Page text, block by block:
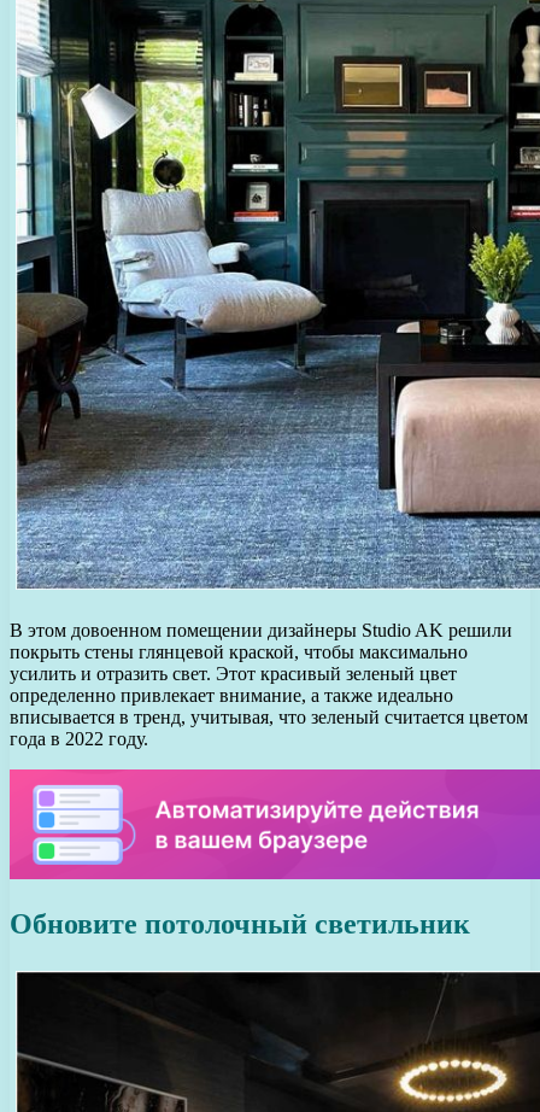
В этом довоенном помещении дизайнеры Studio AK решили
покрыть стены глянцевой краской, чтобы максимально
усилить и отразить свет. Этот красивый зеленый цвет
определенно привлекает внимание, а также идеально
вписывается в тренд, учитывая, что зеленый считается цветом
года в 2022 году.
Обновите потолочный светильник